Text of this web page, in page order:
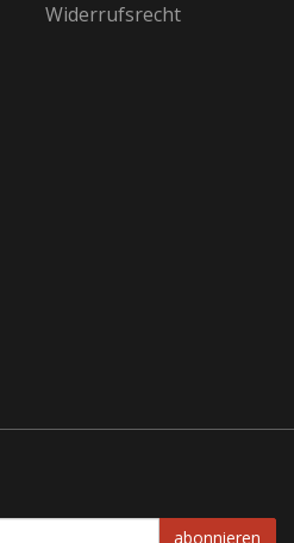
Widerrufsrecht
abonnieren